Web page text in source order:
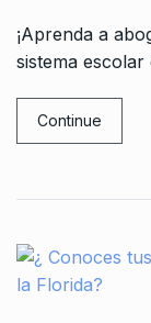
¡Aprenda a
sistema
Continue